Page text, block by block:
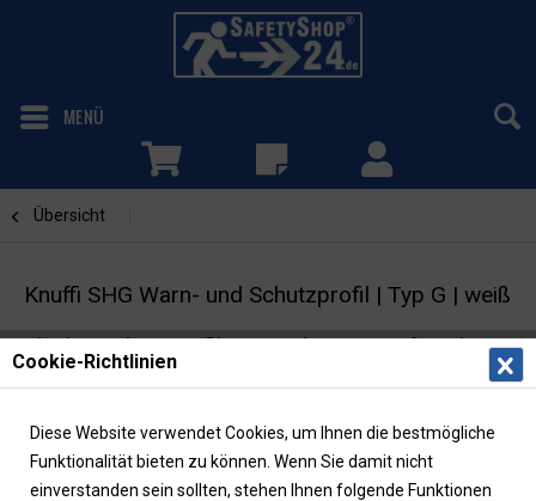
MENÜ
Übersicht
Knuffi SHG Warn- und Schutzprofil | Typ G | weiß
Flächenschutzprofil | Viereck | zum Aufstecken
Cookie-Richtlinien
Diese Website verwendet Cookies, um Ihnen die bestmögliche
Funktionalität bieten zu können. Wenn Sie damit nicht
einverstanden sein sollten, stehen Ihnen folgende Funktionen